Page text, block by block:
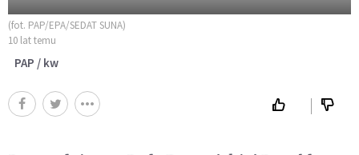
(fot. PAP/EPA/SEDAT SUNA)
10 lat temu
PAP / kw